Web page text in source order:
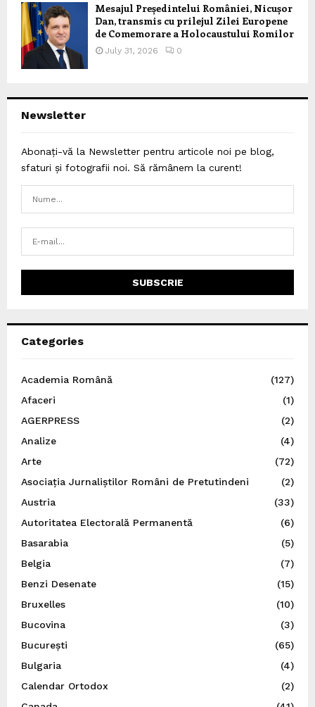
Mesajul Președintelui României, Nicușor
Dan, transmis cu prilejul Zilei Europene
de Comemorare a Holocaustului Romilor
July 31, 2026 0
Newsletter
Abonați-vă la Newsletter pentru articole noi pe blog,
sfaturi și fotografii noi. Să rămânem la curent!
Categories
Academia Română
(127)
Afaceri
(1)
AGERPRESS
(2)
Analize
(4)
Arte
(72)
Asociația Jurnaliștilor Români de Pretutindeni
(2)
Austria
(33)
Autoritatea Electorală Permanentă
(6)
Basarabia
(5)
Belgia
(7)
Benzi Desenate
(15)
Bruxelles
(10)
Bucovina
(3)
București
(65)
Bulgaria
(4)
Calendar Ortodox
(2)